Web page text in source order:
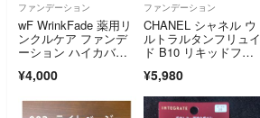
ファンデーション
wF WrinkFade 薬用リ
ンクルケア ファンデ
ーション ハイカバ
ージュ
¥4,000
ファンデーション
CHANEL シャネル ウ
ルトラルタンフリュイ
ド B10 リキッドファ
¥5,980